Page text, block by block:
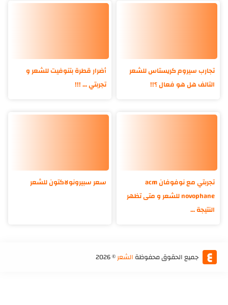
تجارب سيروم كريستاس للشعر
التالف هل هو فعال ؟!!
أضرار قطرة بتنوفيت للشعر و
تجربتي ... !!!
تجربتي مع نوفوفان acm
novophane للشعر و متى تظهر
النتيجة ...
سعر سبيرونولاكتون للشعر
جميع الحقوق محفوظةالشعر©
2026